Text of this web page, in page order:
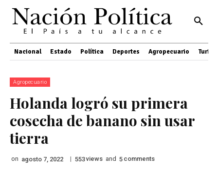
Nacional Estado Política Deportes Agropecuario
Agropecuario
Holanda logró su primera
cosecha de banano sin usar
tierra
on agosto 7, 2022 | 553views and 5 comments